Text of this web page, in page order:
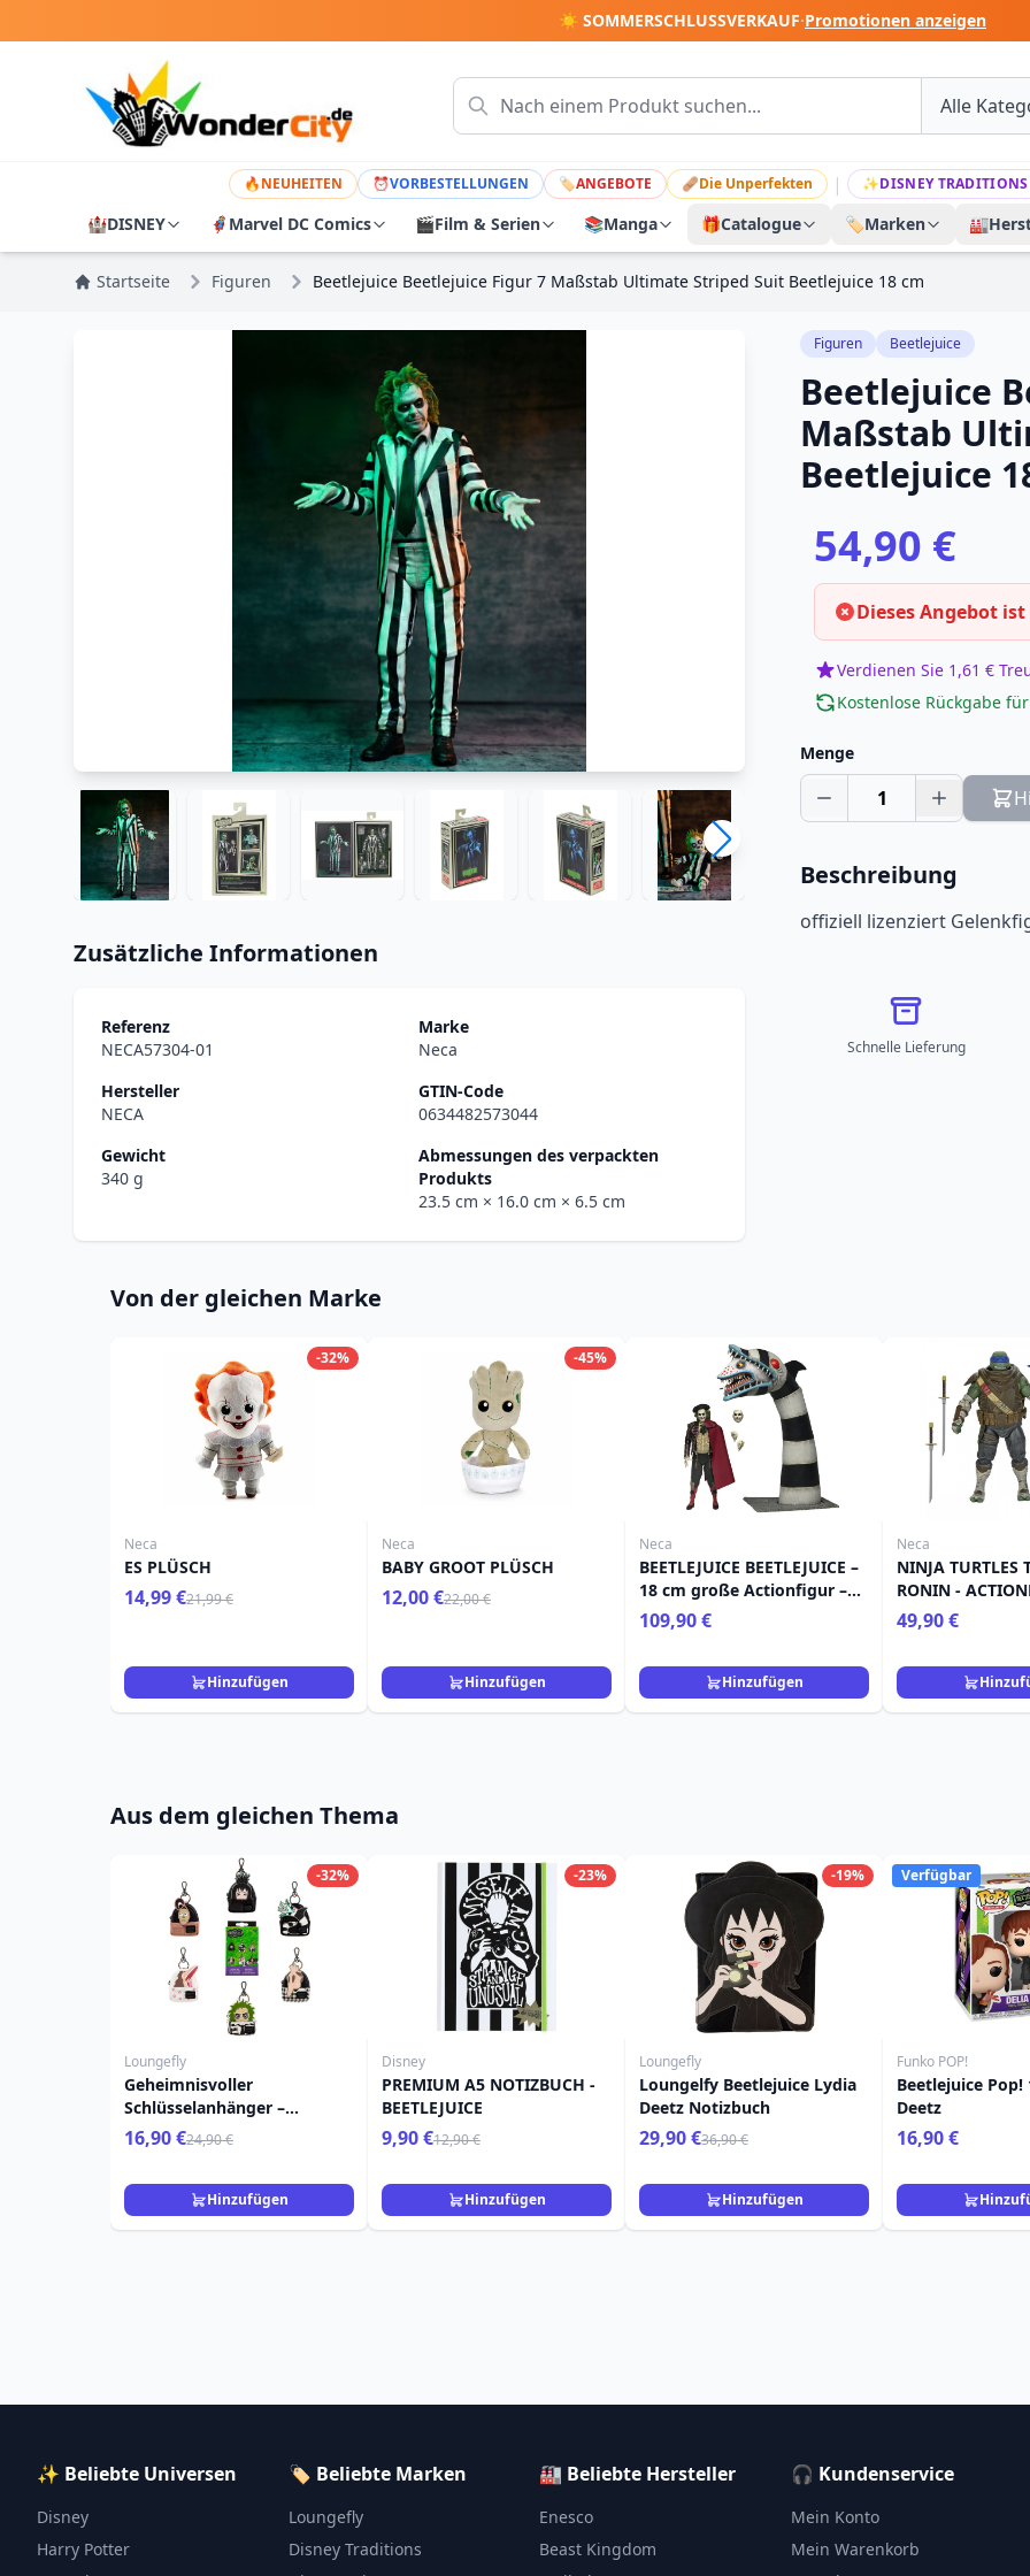
☀️ SOMMERSCHLUSSVERKAUF·Promotionen anzeigen
🔥NEUHEITEN ⏰VORBESTELLUNGEN 🏷ANGEBOTE 🩹Die Unperfekten | ✨DISNEY TRADITIONS
🏰DISNEY 🦸 Marvel DC Comics 🎬Film & Serien 📚Manga 🎁Catalogue 🏷️Marken 🏭
Startseite Figuren Beetlejuice Beetlejuice Figur 7 Maßstab Ultimate Striped Suit Beetlejuice 18 cm
Zusätzliche Informationen
Referenz
NECA57304-01
Marke
Neca
Hersteller
NECA
GTIN-Code
0634482573044
Gewicht
340 g
Abmessungen des verpackten
Produkts
23.5 cm × 16.0 cm × 6.5 cm
Figuren Beetlejuice
Beetlejuice
Maßstab
Beetlejuice
54,90 €
Dieses Angebot
Verdienen Sie 1,61 €
Kostenlose Rückgabe
Menge
1
Beschreibung
offiziell lizenziert
Schnelle Lieferung
Von der gleichen Marke
-32%
Neca
ES PLÜSCH
14,99 €21,99 €
Hinzufügen
-45%
Neca
BABY GROOT PLÜSCH
12,00 €22,00 €
Hinzufügen
Neca
BEETLEJUICE BEETLEJUICE –
18 cm große Actionfigur –
Ultimatives „MATADOR“-
BEETLEJUICE- UND
109,90 €
Hinzufügen
Neca
NINJA TURTLES
RONIN -
ULTIMATE
49,90 €
Aus dem gleichen Thema
-32%
Loungefly
Geheimnisvoller
Schlüsselanhänger –
Loungefly Mini-Rucksack –
Beetlejuice
16,90 €24,90 €
Hinzufügen
-23%
Disney
PREMIUM A5 NOTIZBUCH -
BEETLEJUICE
9,90 €12,90 €
Hinzufügen
-19%
Loungefly
Loungelfy Beetlejuice Lydia
Deetz Notizbuch
29,90 €36,90 €
Hinzufügen
Verfügbar
Funko POP!
Beetlejuice Pop!
Deetz
16,90 €
✨ Beliebte Universen
Disney
Harry Potter
🏷️ Beliebte Marken
Loungefly
Disney Traditions
🏭 Beliebte Hersteller
Enesco
Beast Kingdom
🎧 Kundenservice
Mein Konto
Mein Warenkorb